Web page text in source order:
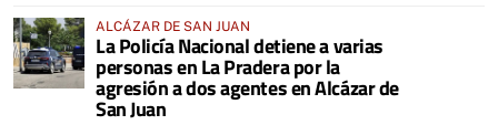
ALCÁZAR DE SAN JUAN
La Policía Nacional detiene a varias
personas en La Pradera por la
agresión a dos agentes en Alcázar de
San Juan